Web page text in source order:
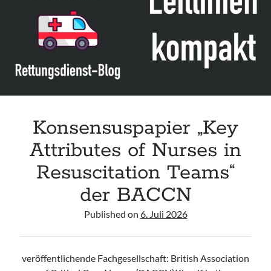
Assessment and Management in the Emergency Department“ der IAEM
Leitlinie „Use of VV ECMO in paediatric patients for the treatment of
acute respiratory failure“ der Polish Society of Anaesthesiology and
Intensive Therapy
Leitlinie „Management of Hypercalcaemia in Adult Patients in the
Emergency Department“ der IAEM
Leitlinie „Behavioural Emergencies in Emergency Departments“ der IFEM
Konsensuspapier „Key
Attributes of Nurses in
Resuscitation Teams“
der BACCN
Published on 6. Juli 2026
veröffentlichende Fachgesellschaft: British Association